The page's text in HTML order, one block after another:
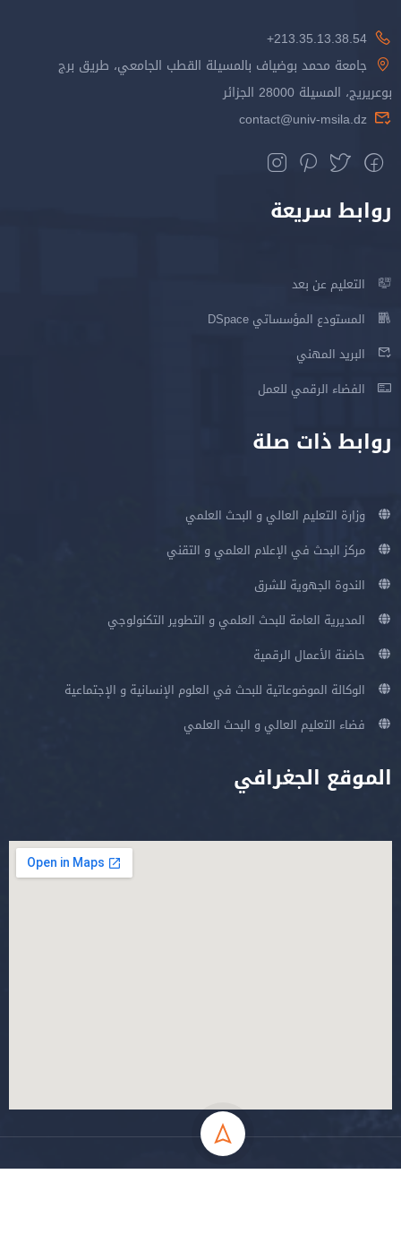
213.35.13.38.54+
جامعة محمد بوضياف بالمسيلة القطب الجامعي، طريق برج
بوعريريج، المسيلة 28000 الجزائر
contact@univ-msila.dz
روابط سريعة
التعليم عن بعد
المستودع المؤسساتي DSpace
البريد المهني
الفضاء الرقمي للعمل
روابط ذات صلة
وزارة التعليم العالي و البحث العلمي
مركز البحث في الإعلام العلمي و التقني
الندوة الجهوية للشرق
المديرية العامة للبحث العلمي و التطوير التكنولوجي
حاضنة الأعمال الرقمية
الوكالة الموضوعاتية للبحث في العلوم الإنسانية و الإجتماعية
فضاء التعليم العالي و البحث العلمي
الموقع الجغرافي
جميع الحقوق محفوظة جامعة المسيلة - 2024